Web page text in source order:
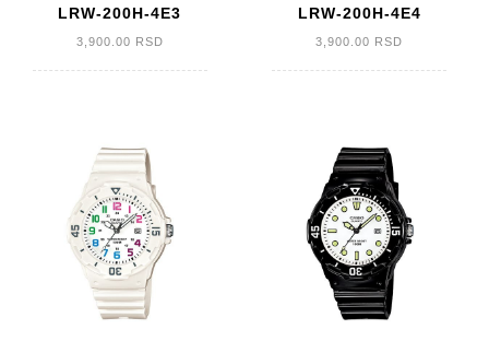
LRW-200H-4E3
3,900.00 RSD
LRW-200H-4E4
3,900.00 RSD